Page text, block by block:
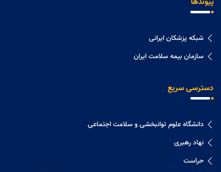
شبکه پزشکان ایرانی
سازمان بیمه سلامت ایران
دسترسی سریع
دانشگاه علوم توانبخشی و سلامت اجتماعی
نهاد رهبری
حراست